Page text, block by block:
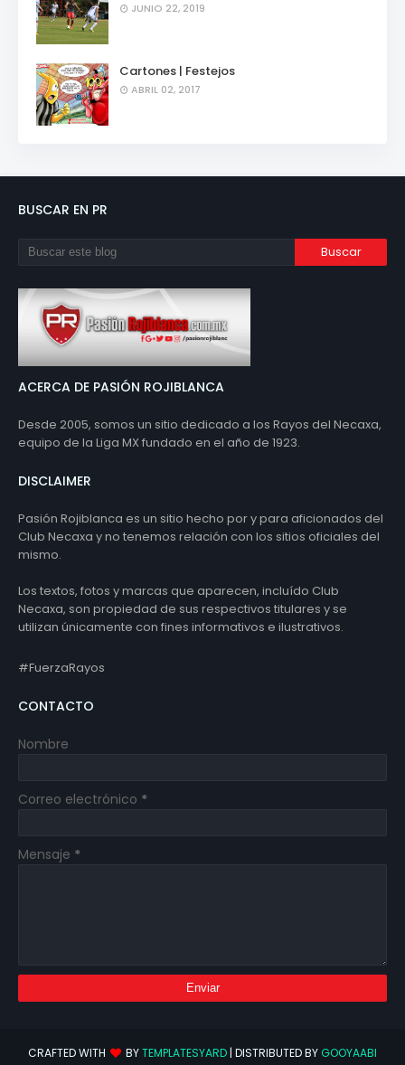
JUNIO 22, 2019
Cartones | Festejos
ABRIL 02, 2017
BUSCAR EN PR
ACERCA DE PASIÓN ROJIBLANCA
Desde 2005, somos un sitio dedicado a los Rayos del Necaxa,
equipo de la Liga MX fundado en el año de 1923.
DISCLAIMER
Pasión Rojiblanca es un sitio hecho por y para aficionados del
Club Necaxa y no tenemos relación con los sitios oficiales del
mismo.
Los textos, fotos y marcas que aparecen, incluído Club
Necaxa, son propiedad de sus respectivos titulares y se
utilizan únicamente con fines informativos e ilustrativos.
#FuerzaRayos
CONTACTO
Nombre
Correo electrónico *
Mensaje *
CRAFTED WITH BYTEMPLATESYARD | DISTRIBUTED BY GOOYAABI